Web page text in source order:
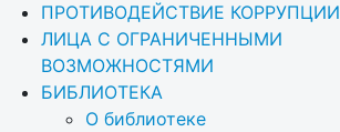
ПРОТИВОДЕЙСТВИЕ КОРРУПЦИИ
ЛИЦА С ОГРАНИЧЕННЫМИ
ВОЗМОЖНОСТЯМИ
БИБЛИОТЕКА
О библиотеке